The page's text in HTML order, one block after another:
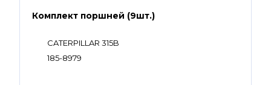
Комплект поршней (9шт.)
CATERPILLAR 315B
185-8979